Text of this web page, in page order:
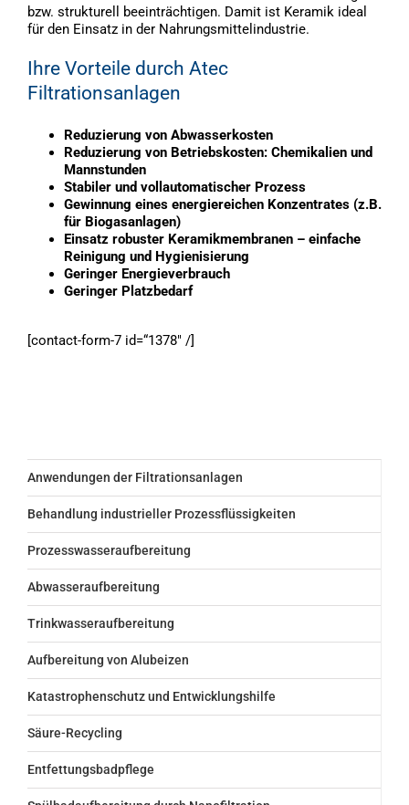
bzw. strukturell beeinträchtigen. Damit ist Keramik ideal
für den Einsatz in der Nahrungsmittelindustrie.
Ihre Vorteile durch Atec
Filtrationsanlagen
Reduzierung von Abwasserkosten
Reduzierung von Betriebskosten: Chemikalien und
Mannstunden
Stabiler und vollautomatischer Prozess
Gewinnung eines energiereichen Konzentrates (z.B.
für Biogasanlagen)
Einsatz robuster Keramikmembranen – einfache
Reinigung und Hygienisierung
Geringer Energieverbrauch
Geringer Platzbedarf
[contact-form-7 id=“1378″ /]
Anwendungen der Filtrationsanlagen
Behandlung industrieller Prozessflüssigkeiten
Prozesswasseraufbereitung
Abwasseraufbereitung
Trinkwasseraufbereitung
Aufbereitung von Alubeizen
Katastrophenschutz und Entwicklungshilfe
Säure-Recycling
Entfettungsbadpflege